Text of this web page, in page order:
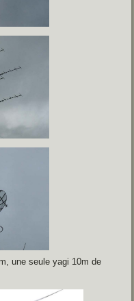
une seule yagi 10m de